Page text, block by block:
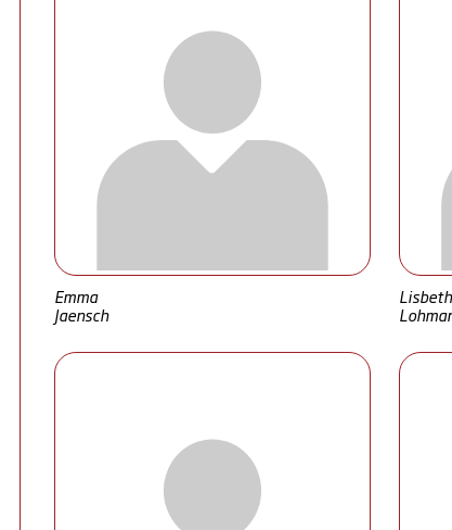
Emma
Jaensch
Lisbeth